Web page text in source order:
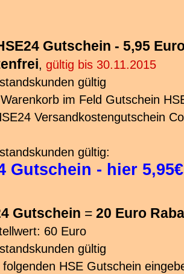
Gutschein - 5,95
, gültig bis 30.11.2015
gültig
im Feld Gutschein
Versandkostengutschein
gültig:
Gutschein - hier
Gutschein = 20 Euro
60 Euro
gültig
HSE Gutschein